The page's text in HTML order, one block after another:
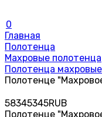
0
Главная
Полотенца
Махровые полотенца
Полотенца
Полотенце
58345345RUB
Полотенце